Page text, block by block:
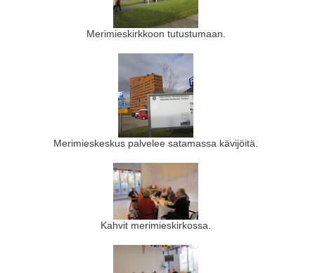
Merimieskirkkoon tutustumaan.
Merimieskeskus palvelee satamassa kävijöitä.
Kahvit merimieskirkossa.